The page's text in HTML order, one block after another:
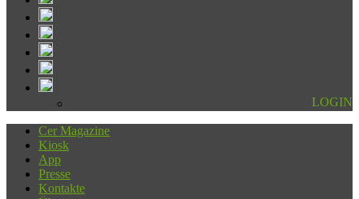
LOGIN
Cer Magazine
Kiosk
App
Presse
Kontakte